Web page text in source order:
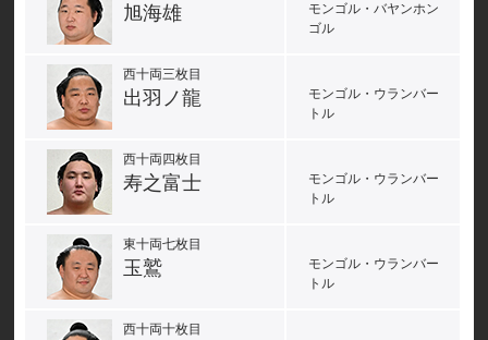
旭海雄
モンゴル・バヤンホン
ゴル
西十両三枚目
出羽ノ龍
モンゴル・ウランバー
トル
西十両四枚目
寿之富士
モンゴル・ウランバー
トル
東十両七枚目
玉鷲
モンゴル・ウランバー
トル
西十両十枚目